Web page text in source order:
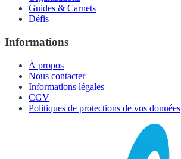
Guides & Carnets
Défis
Informations
À propos
Nous contacter
Informations légales
CGV
Politiques de protections de vos données